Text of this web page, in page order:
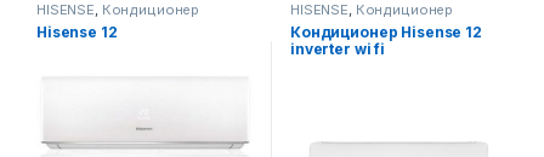
HISENSE, Кондиционер
Hisense 12
HISENSE, Кондиционер
Кондиционер Hisense 12
inverter wi fi